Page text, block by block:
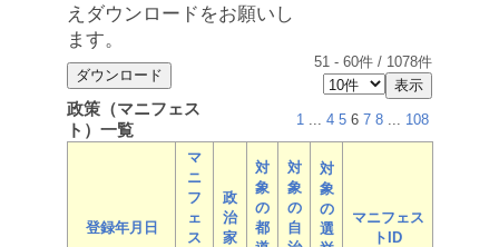
えダウンロードをお願いし
ます。
51 - 60件 / 1078件
政策（マニフェス
ト）一覧
1 ... 4 5 6 7 8 ... 108
登録年月日
マ
ニ
フ
ェ
ス
政
治
家
対
象
の
都
対
象
の
自
対
象
の
選
マニフェス
トID